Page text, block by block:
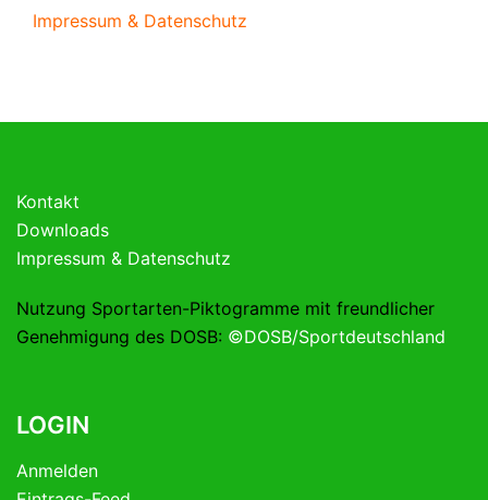
Impressum & Datenschutz
Kontakt
Downloads
Impressum & Datenschutz
Nutzung Sportarten-Piktogramme mit freundlicher
Genehmigung des DOSB: ©DOSB/Sportdeutschland
LOGIN
Anmelden